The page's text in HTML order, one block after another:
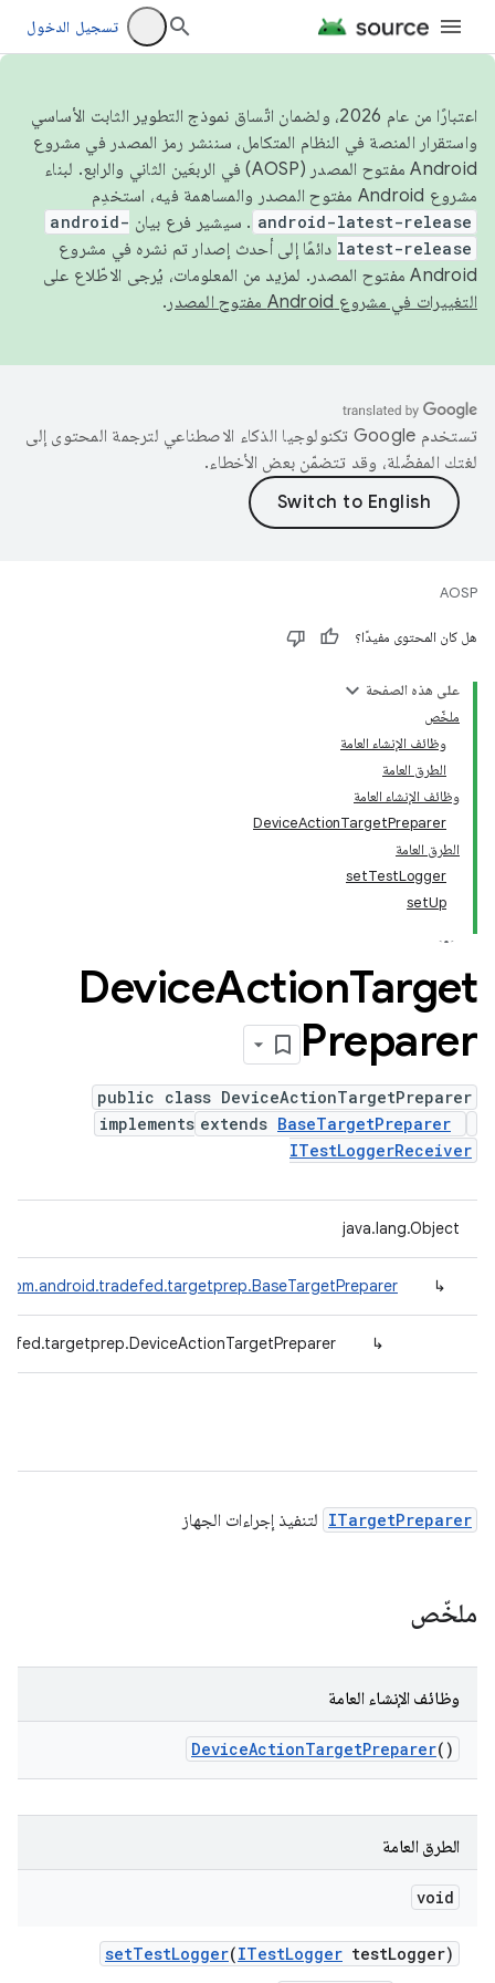
تسجيل الدخول
اعتبارًا من عام 2026، ولضمان اتّساق نموذج التطوير الثابت الأساسي
واستقرار المنصة في النظام المتكامل، سننشر رمز المصدر في مشروع
Android مفتوح المصدر (AOSP) في الربعَين الثاني والرابع. لبناء
مشروع Android مفتوح المصدر والمساهمة فيه، استخدِم
android-latest-release . سيشير فرع بيان android-
latest-release دائمًا إلى أحدث إصدار تم نشره في مشروع
Android مفتوح المصدر. لمزيد من المعلومات، يُرجى الاطّلاع على
التغييرات في مشروع Android مفتوح المصدر
.
تستخدم Google تكنولوجيا الذكاء الاصطناعي لترجمة المحتوى إلى
لغتك المفضّلة، وقد تتضمّن بعض الأخطاء.
AOSP
هل كان المحتوى مفيدًا؟
على هذه الصفحة
ملخّص
وظائف الإنشاء العامة
الطرق العامة
وظائف الإنشاء العامة
DeviceActionTargetPreparer
الطرق العامة
setTestLogger
setUp
DeviceActionTarget
Preparer
public class DeviceActionTargetPreparer
extends BaseTargetPreparer
implements
ITestLoggerReceiver
java.lang.Object
↳
com.android.tradefed.targetprep.BaseTargetPreparer
↳
ITargetPreparer لتنفيذ إجراءات الجهاز
ملخّص
وظائف الإنشاء العامة
DeviceActionTargetPreparer()
الطرق العامة
void
setTestLogger(ITestLogger testLogger)